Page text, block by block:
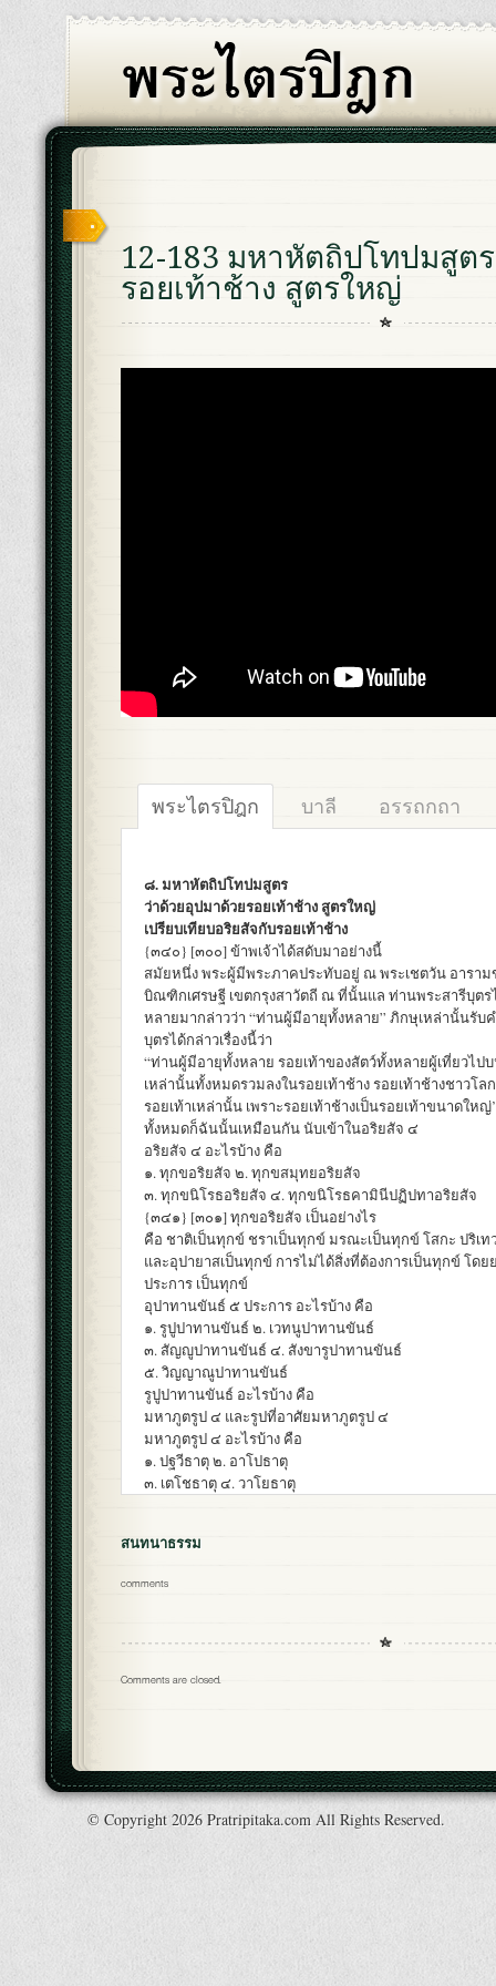
12-183 มหาหัตถิปโทปมสูต
รอยเท้าช้าง สูตรใหญ่
พระไตรปิฎก บาลี อรรถกถา
๘. มหาหัตถิปโทปมสูตร
ว่าด้วยอุปมาด้วยรอยเท้าช้าง สูตรใหญ่
เปรียบเทียบอริยสัจกับรอยเท้าช้าง
{๓๔๐} [๓๐๐] ข้าพเจ้าได้สดับมาอย่างนี้
สมัยหนึ่ง พระผู้มีพระภาคประทับอยู่ ณ พระเชตวัน อาราม
บิณฑิกเศรษฐี เขตกรุงสาวัตถี ณ ที่นั้นแล ท่านพระสารีบุตร
หลายมากล่าวว่า “ท่านผู้มีอายุทั้งหลาย” ภิกษุเหล่านั้นรับ
บุตรได้กล่าวเรื่องนี้ว่า
“ท่านผู้มีอายุทั้งหลาย รอยเท้าของสัตว์ทั้งหลายผู้เที่ยวไป
เหล่านั้นทั้งหมดรวมลงในรอยเท้าช้าง รอยเท้าช้างชาวโล
รอยเท้าเหล่านั้น เพราะรอยเท้าช้างเป็นรอยเท้าขนาดให
ทั้งหมดก็ฉันนั้นเหมือนกัน นับเข้าในอริยสัจ ๔
อริยสัจ ๔ อะไรบ้าง คือ
๑. ทุกขอริยสัจ ๒. ทุกขสมุทยอริยสัจ
๓. ทุกขนิโรธอริยสัจ ๔. ทุกขนิโรธคามินีปฏิปทาอริยสัจ
{๓๔๑} [๓๐๑] ทุกขอริยสัจ เป็นอย่างไร
คือ ชาติเป็นทุกข์ ชราเป็นทุกข์ มรณะเป็นทุกข์ โสกะ ปริเ
และอุปายาสเป็นทุกข์ การไม่ได้สิ่งที่ต้องการเป็นทุกข์ โด
ประการ เป็นทุกข์
อุปาทานขันธ์ ๕ ประการ อะไรบ้าง คือ
๑. รูปูปาทานขันธ์ ๒. เวทนูปาทานขันธ์
๓. สัญญูปาทานขันธ์ ๔. สังขารูปาทานขันธ์
๕. วิญญาณูปาทานขันธ์
รูปูปาทานขันธ์ อะไรบ้าง คือ
มหาภูตรูป ๔ และรูปที่อาศัยมหาภูตรูป ๔
มหาภูตรูป ๔ อะไรบ้าง คือ
๑. ปฐวีธาตุ ๒. อาโปธาตุ
๓. เตโชธาตุ ๔. วาโยธาตุ
สนทนาธรรม
comments
Comments are closed.
© Copyright 2026 Pratripitaka.com All Rights Reserved.